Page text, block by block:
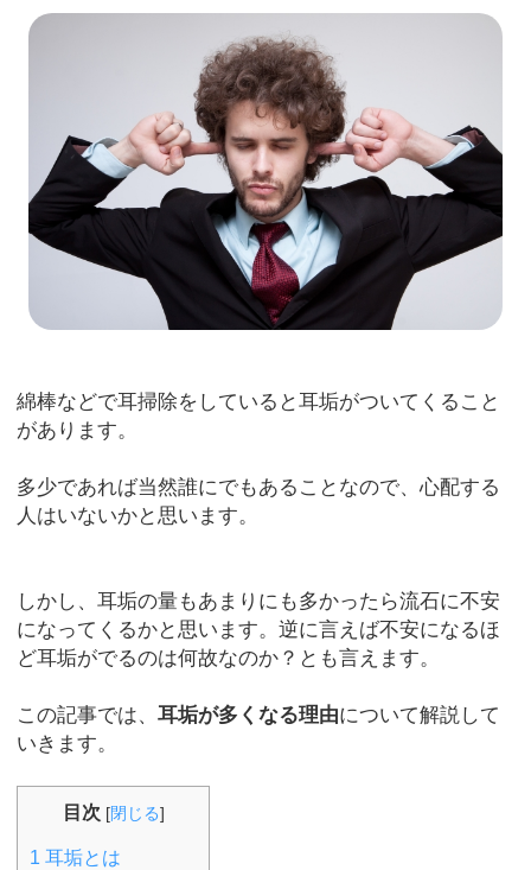
綿棒などで耳掃除をしていると耳垢がついてくること
があります。
多少であれば当然誰にでもあることなので、心配する
人はいないかと思います。
しかし、耳垢の量もあまりにも多かったら流石に不安
になってくるかと思います。逆に言えば不安になるほ
ど耳垢がでるのは何故なのか？とも言えます。
この記事では、耳垢が多くなる理由について解説して
いきます。
目次 [閉じる]
1 耳垢とは